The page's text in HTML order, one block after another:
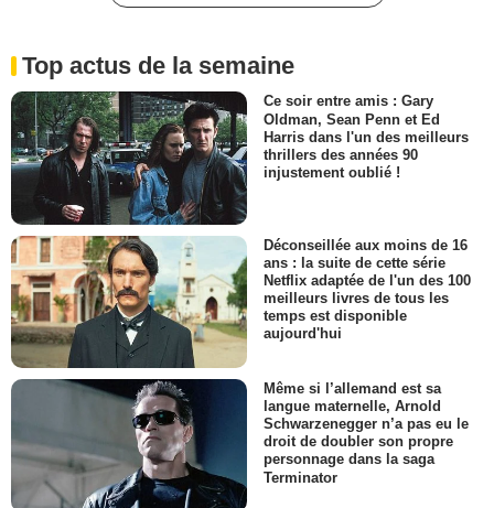
Top actus de la semaine
Ce soir entre amis : Gary
Oldman, Sean Penn et Ed
Harris dans l'un des meilleurs
thrillers des années 90
injustement oublié !
Déconseillée aux moins de 16
ans : la suite de cette série
Netflix adaptée de l'un des 100
meilleurs livres de tous les
temps est disponible
aujourd'hui
Même si l’allemand est sa
langue maternelle, Arnold
Schwarzenegger n’a pas eu le
droit de doubler son propre
personnage dans la saga
Terminator